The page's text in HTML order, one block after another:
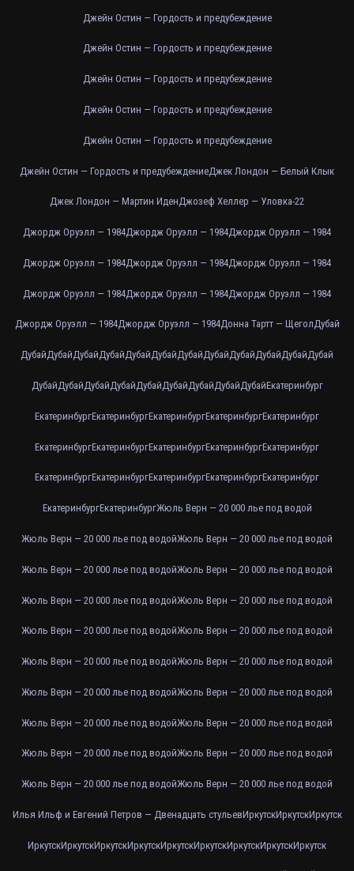
Джейн Остин — Гордость и предубеждение
Джейн Остин — Гордость и предубеждение
Джейн Остин — Гордость и предубеждение
Джейн Остин — Гордость и предубеждение
Джейн Остин — Гордость и предубеждение
Джейн Остин — Гордость и предубеждениеДжек Лондон — Белый Клык
Джек Лондон — Мартин ИденДжозеф Хеллер — Уловка-22
Джордж Оруэлл — 1984Джордж Оруэлл — 1984Джордж Оруэлл — 1984
Джордж Оруэлл — 1984Джордж Оруэлл — 1984Джордж Оруэлл — 1984
Джордж Оруэлл — 1984Джордж Оруэлл — 1984Джордж Оруэлл — 1984
Джордж Оруэлл — 1984Джордж Оруэлл — 1984Донна Тартт — ЩеголДубай
ДубайДубайДубайДубайДубайДубайДубайДубайДубайДубайДубайДубай
ДубайДубайДубайДубайДубайДубайДубайДубайДубайЕкатеринбург
ЕкатеринбургЕкатеринбургЕкатеринбургЕкатеринбургЕкатеринбург
ЕкатеринбургЕкатеринбургЕкатеринбургЕкатеринбургЕкатеринбург
ЕкатеринбургЕкатеринбургЕкатеринбургЕкатеринбургЕкатеринбург
ЕкатеринбургЕкатеринбургЖюль Верн — 20 000 лье под водой
Жюль Верн — 20 000 лье под водойЖюль Верн — 20 000 лье под водой
Жюль Верн — 20 000 лье под водойЖюль Верн — 20 000 лье под водой
Жюль Верн — 20 000 лье под водойЖюль Верн — 20 000 лье под водой
Жюль Верн — 20 000 лье под водойЖюль Верн — 20 000 лье под водой
Жюль Верн — 20 000 лье под водойЖюль Верн — 20 000 лье под водой
Жюль Верн — 20 000 лье под водойЖюль Верн — 20 000 лье под водой
Жюль Верн — 20 000 лье под водойЖюль Верн — 20 000 лье под водой
Жюль Верн — 20 000 лье под водойЖюль Верн — 20 000 лье под водой
Жюль Верн — 20 000 лье под водойЖюль Верн — 20 000 лье под водой
Илья Ильф и Евгений Петров — Двенадцать стульевИркутскИркутскИркутск
ИркутскИркутскИркутскИркутскИркутскИркутскИркутскИркутскИркутск